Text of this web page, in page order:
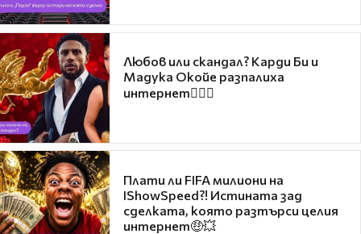
Любов или скандал? Карди Би и
Мадука Окойе разпалиха
интернет❤️‍🔥🔥
Плати ли FIFA милиони на
IShowSpeed?! Истината зад
сделката, която разтърси целия
интернет🤑💥